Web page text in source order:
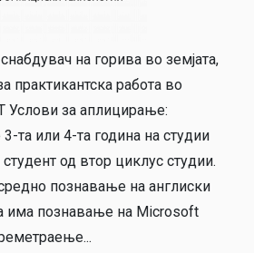
на горива во земјата,
практикантска работа во
Услови за аплицирање:
та или 4-та година на студии
од втор циклус студии.
познавање на англиски
има познавање на Microsoft